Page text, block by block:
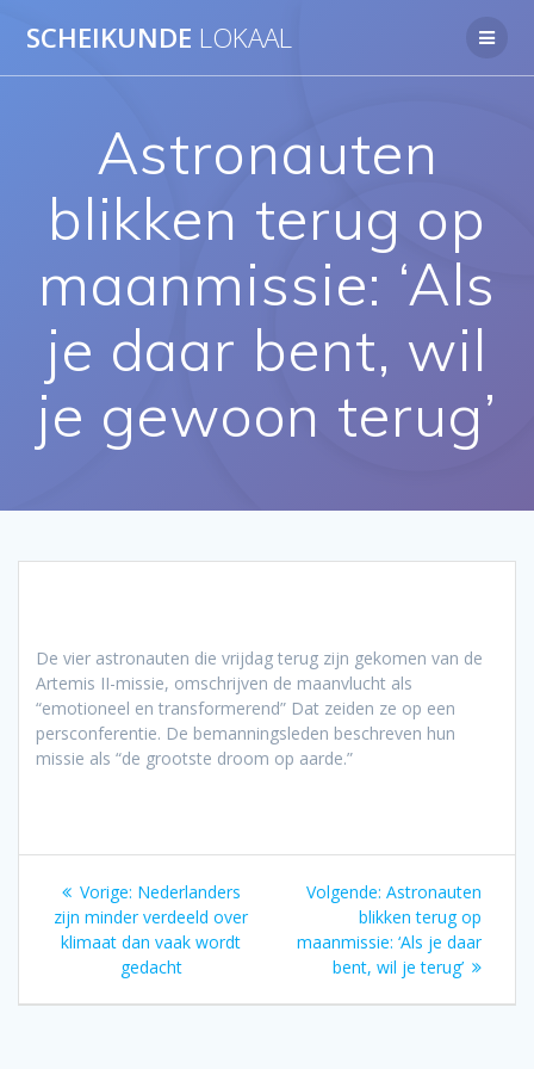
naar
SCHEIKUNDE LOKAAL
Astronauten
blikken terug op
maanmissie: ‘Als
je daar bent, wil
je gewoon terug’
De vier astronauten die vrijdag terug zijn gekomen van de
Artemis II-missie, omschrijven de maanvlucht als
“emotioneel en transformerend” Dat zeiden ze op een
persconferentie. De bemanningsleden beschreven hun
missie als “de grootste droom op aarde.”
Bericht
navigatie
Vorige: Vorig
bericht:
Nederlanders
zijn minder verdeeld over
klimaat dan vaak wordt
gedacht
Volgende: Volgend
bericht:
Astronauten
blikken terug op
maanmissie: ‘Als je daar
bent, wil je terug’